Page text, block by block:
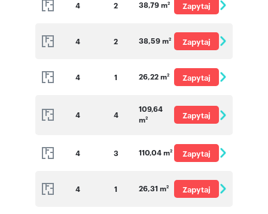
4 2 38,79 m2
Zapytaj
4 2 38,59 m2
Zapytaj
4 1 26,22 m2
Zapytaj
4 4
109,64
m2
Zapytaj
4 3 110,04 m2
Zapytaj
4 1 26,31 m2
Zapytaj